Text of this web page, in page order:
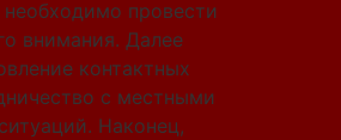
провести
внимания. Далее
контактных
с местными
Наконец,